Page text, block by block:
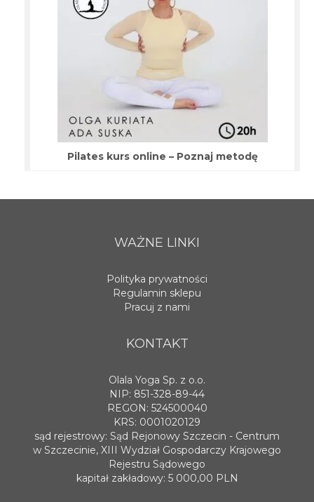
Pilates kurs online – Poznaj metodę
WAŻNE LINKI
Polityka prywatności
Regulamin sklepu
Pracuj z nami
KONTAKT
Olala Yoga Sp. z o.o.
NIP: 851-328-89-44
REGON: 524500040
KRS: 0001020129
sąd rejestrowy: Sąd Rejonowy Szczecin - Centrum
w Szczecinie, XIII Wydział Gospodarczy Krajowego
Rejestru Sądowego
kapitał zakładowy: 5 000,00 PLN